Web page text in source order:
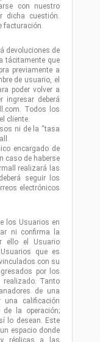
con nuestro
dicha cuestión.
facturación.
devoluciones de
tácitamente que
previamente a
de usuario, el
poder volver a
ingresar deberá
Todos los
cliente.
ni de la “tasa
encargado de
caso de haberse
realizará las
seguir los
electrónicos
los Usuarios en
ni confirma la
ello el Usuario
que es
con su
por los
realizado. Tanto
de una
una calificación
la operación;
lo desean. Este
espacio donde